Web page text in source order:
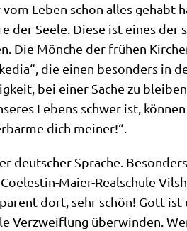
Leben schon alles gehabt
der See­le. Die­se ist eines
Die Mön­che der frü­hen
die einen beson­ders in
bei einer Sache zu
Lebens schwer ist,
dich meiner!“.
deut­scher Spra­che.
Mai­er-Real­schu­le
dort, sehr schön! Gott
Ver­zweif­lung über­win­den.